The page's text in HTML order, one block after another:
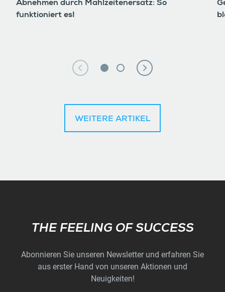
Abnehmen durch Mahlzeitenersatz: So
funktioniert es!
WEITERE ARTIKEL
Subscribe
THE FEELING OF SUCCESS
Abonnieren Sie unseren Newsletter und erfahren Sie
aus erster Hand von unseren Aktionen und
Neuigkeiten!